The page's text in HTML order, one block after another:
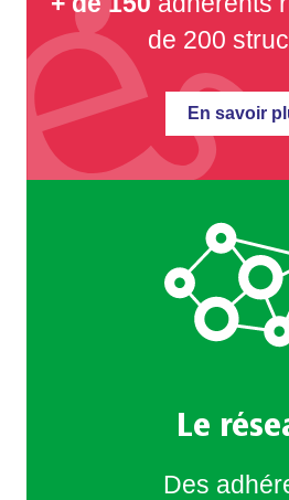
de 200
En savoir
Le
Des